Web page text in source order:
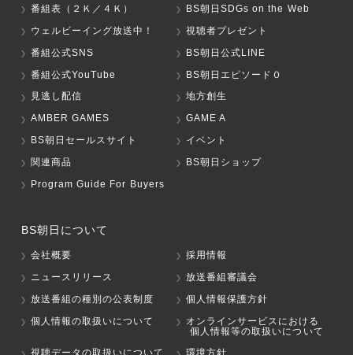
番組表（２Ｋ／４Ｋ）
BS朝日SDGs on the Web
ウェルビーイング放送中！
視聴者プレゼント
番組公式SNS
BS朝日公式LINE
番組公式YouTube
BS朝日エピソード０
見逃し配信
地方創生
AMBER GAMES
GAME A
BS朝日セールスサイト
イベント
関連商品
BS朝日ショップ
Program Guide For Buyers
BS朝日について
会社概要
採用情報
ニュースリリース
放送番組審議会
放送番組の種別の公表制度
個人情報保護方針
個人情報の取扱いについて
オンラインサービスにおける
個人情報等の取扱いについて